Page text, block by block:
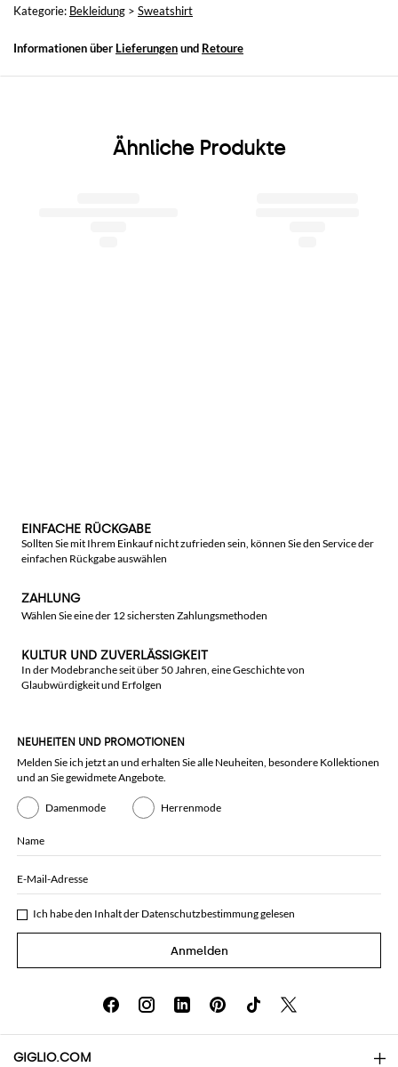
Kategorie: Bekleidung > Sweatshirt
Informationen über Lieferungenund Retoure
Ähnliche Produkte
EINFACHE RÜCKGABE
Sollten Sie mit Ihrem Einkauf nicht zufrieden sein, können Sie den Service der
einfachen Rückgabe auswählen
ZAHLUNG
Wählen Sie eine der 12 sichersten Zahlungsmethoden
KULTUR UND ZUVERLÄSSIGKEIT
In der Modebranche seit über 50 Jahren, eine Geschichte von
Glaubwürdigkeit und Erfolgen
NEUHEITEN UND PROMOTIONEN
Melden Sie ich jetzt an und erhalten Sie alle Neuheiten, besondere Kollektionen
und an Sie gewidmete Angebote.
Damenmode Herrenmode
Name
E-Mail-Adresse
Ich habe den Inhalt der Datenschutzbestimmunggelesen
Anmelden
GIGLIO.COM